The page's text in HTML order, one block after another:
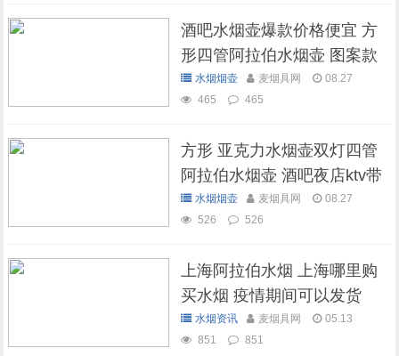
酒吧水烟壶爆款价格便宜 方
形四管阿拉伯水烟壶 图案款
水烟烟壶 麦烟具网
08.27
465
465
方形 亚克力水烟壶双灯四管
阿拉伯水烟壶 酒吧夜店ktv带
灯水烟壶
水烟烟壶 麦烟具网
08.27
526
526
上海阿拉伯水烟 上海哪里购
买水烟 疫情期间可以发货
吗？水烟资讯 麦烟具网
05.13
851
851